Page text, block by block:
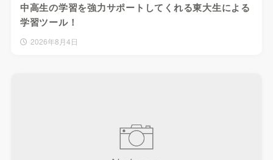
中高生の学習を強力サポートしてくれる東大生による
学習ツール！
2026年8月4日